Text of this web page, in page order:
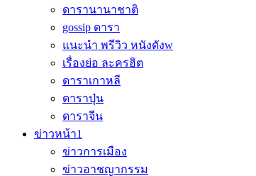
ดารานานาชาติ
gossip ดารา
แนะนำ พรีวิว หนังดังw
เรื่องย่อ ละครฮิต
ดาราเกาหลี
ดาราปุ่น
ดาราจีน
ข่าวหน้า1
ข่าวการเมือง
ข่าวอาชญากรรม